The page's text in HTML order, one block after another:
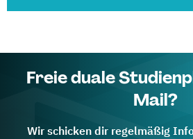
Freie duale
Mail?
Wir schicken dir regelmäßig